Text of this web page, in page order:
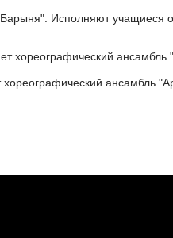
Исполняют учащиеся
хореографический
ансамбль